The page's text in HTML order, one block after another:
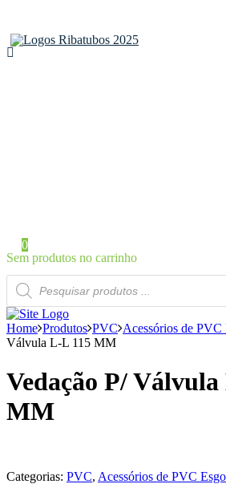
0
Sem produtos no carrinho
Products
search
Home Produtos PVC Acessórios de PVC
Válvula L-L 115 MM
Vedação P/
MM
Categorias: PVC, Acessórios de PVC